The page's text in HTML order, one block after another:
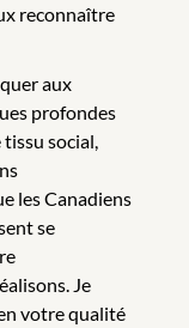
reconnaître
aux
profondes
social,
les Canadiens
se
Je
votre qualité